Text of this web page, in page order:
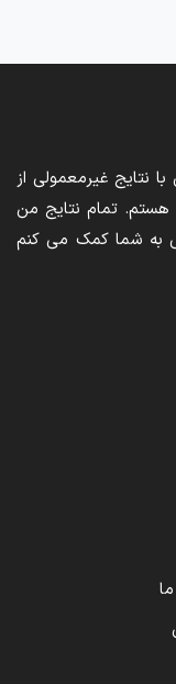
نتایج غیرمعمولی از
تمام نتایج من
به شما کمک می کنم